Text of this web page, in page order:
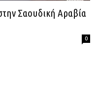
Σαουδική Αραβία
0